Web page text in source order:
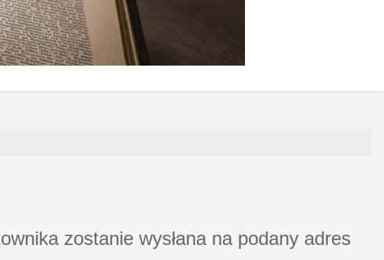
zostanie wysłana na podany adres